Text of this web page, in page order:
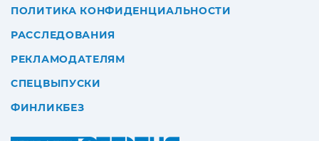
ПОЛИТИКА КОНФИДЕНЦИАЛЬНОСТИ
РАССЛЕДОВАНИЯ
РЕКЛАМОДАТЕЛЯМ
СПЕЦВЫПУСКИ
ФИНЛИКБЕЗ